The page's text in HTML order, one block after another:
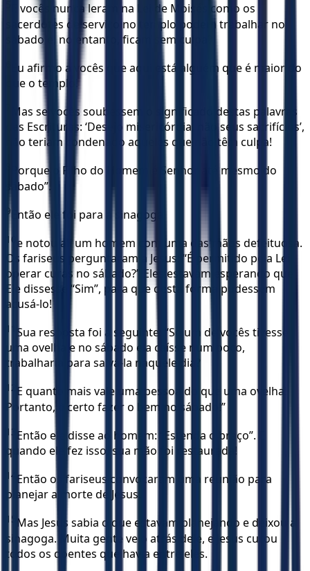
E vocês nunca leram na Lei de Moisés como os
sacerdotes de serviço no templo podem trabalhar no
sábado e, no entanto, ficam sem culpa?
Eu afirmo a vocês que aqui está alguém que é maior do
que o templo!
Mas se vocês soubessem o significado destas palavras
das Escrituras: ‘Desejo misericórdia, não seus sacrifícios’,
não teriam condenado aqueles que não têm culpa!
Porque o Filho do Homem é Senhor até mesmo do
sábado”.
9 Então ele foi para a sinagoga
10 e notou ali um homem com uma das mãos defeituosa.
Os fariseus perguntaram a Jesus: “É permitido pela Lei
operar curas no sábado?” Eles estavam esperando que
Ele dissesse “Sim”, para que desta forma pudessem
acusá-lo!
11
Sua resposta foi a seguinte: “Se um de vocês tivesse
uma ovelha e no sábado ela caísse num poço,
trabalharia para salvá-la naquele dia?
12 E quanto mais vale uma pessoa do que uma ovelha!
Portanto, é certo fazer o bem no sábado!”
13 Então ele disse ao homem: “Estenda o braço”. E
quando ele fez isso, sua mão foi restaurada!
14 Então os fariseus convocaram uma reunião para
planejar a morte de Jesus.
15 Mas Jesus sabia o que estavam planejando e deixou a
sinagoga. Muita gente veio atrás dele, e Jesus curou
todos os doentes que havia entre eles.